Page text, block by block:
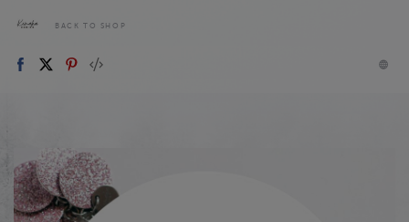
BACK TO SHOP